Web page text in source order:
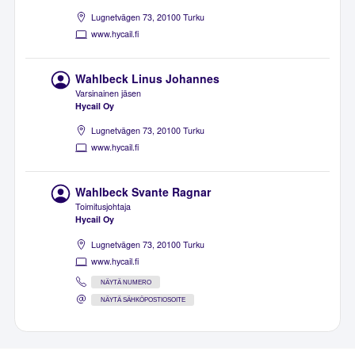
Lugnetvägen 73, 20100 Turku
www.hycail.fi
Wahlbeck Linus Johannes
Varsinainen jäsen
Hycail Oy
Lugnetvägen 73, 20100 Turku
www.hycail.fi
Wahlbeck Svante Ragnar
Toimitusjohtaja
Hycail Oy
Lugnetvägen 73, 20100 Turku
www.hycail.fi
NÄYTÄ NUMERO
NÄYTÄ SÄHKÖPOSTIOSOITE